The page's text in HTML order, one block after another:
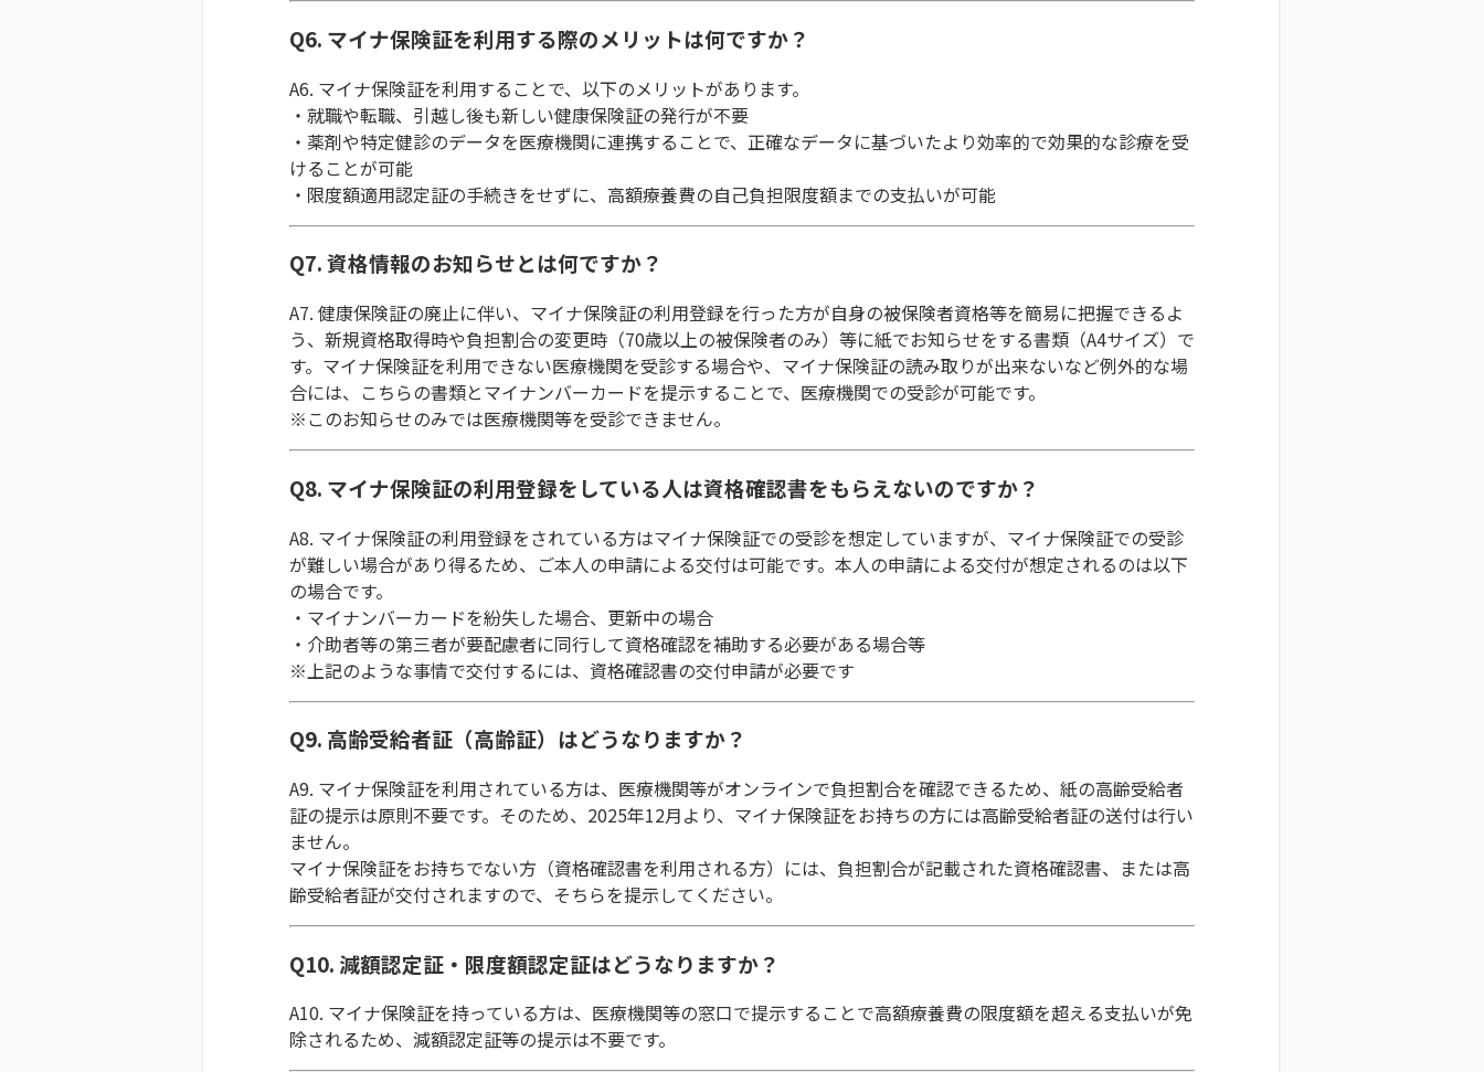
Q6. マイナ保険証を利用する際のメリットは何ですか？
A6. マイナ保険証を利用することで、以下のメリットがあります。
・就職や転職、引越し後も新しい健康保険証の発行が不要
・薬剤や特定健診のデータを医療機関に連携することで、正確なデータに基づいたより効率的で効果的な診療を受
けることが可能
・限度額適用認定証の手続きをせずに、高額療養費の自己負担限度額までの支払いが可能
Q7. 資格情報のお知らせとは何ですか？
A7. 健康保険証の廃止に伴い、マイナ保険証の利用登録を行った方が自身の被保険者資格等を簡易に把握できるよ
う、新規資格取得時や負担割合の変更時（70歳以上の被保険者のみ）等に紙でお知らせをする書類（A4サイズ）で
す。マイナ保険証を利用できない医療機関を受診する場合や、マイナ保険証の読み取りが出来ないなど例外的な場
合には、こちらの書類とマイナンバーカードを提示することで、医療機関での受診が可能です。
※このお知らせのみでは医療機関等を受診できません。
Q8. マイナ保険証の利用登録をしている人は資格確認書をもらえないのですか？
A8. マイナ保険証の利用登録をされている方はマイナ保険証での受診を想定していますが、マイナ保険証での受診
が難しい場合があり得るため、ご本人の申請による交付は可能です。本人の申請による交付が想定されるのは以下
の場合です。
・マイナンバーカードを紛失した場合、更新中の場合
・介助者等の第三者が要配慮者に同行して資格確認を補助する必要がある場合等
※上記のような事情で交付するには、資格確認書の交付申請が必要です
Q9. 高齢受給者証（高齢証）はどうなりますか？
A9. マイナ保険証を利用されている方は、医療機関等がオンラインで負担割合を確認できるため、紙の高齢受給者
証の提示は原則不要です。そのため、2025年12月より、マイナ保険証をお持ちの方には高齢受給者証の送付は行い
ません。
マイナ保険証をお持ちでない方（資格確認書を利用される方）には、負担割合が記載された資格確認書、または高
齢受給者証が交付されますので、そちらを提示してください。
Q10. 減額認定証・限度額認定証はどうなりますか？
A10. マイナ保険証を持っている方は、医療機関等の窓口で提示することで高額療養費の限度額を超える支払いが免
除されるため、減額認定証等の提示は不要です。